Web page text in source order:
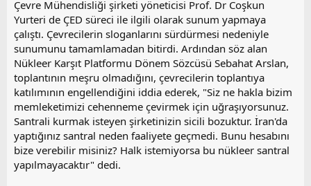
Çevre Mühendisliği şirketi yöneticisi Prof. Dr Coşkun
Yurteri de ÇED süreci ile ilgili olarak sunum yapmaya
çalıştı. Çevrecilerin sloganlarını sürdürmesi nedeniyle
sunumunu tamamlamadan bitirdi. Ardından söz alan
Nükleer Karşıt Platformu Dönem Sözcüsü Sebahat Arslan,
toplantının meşru olmadığını, çevrecilerin toplantıya
katılımının engellendiğini iddia ederek, "Siz ne hakla bizim
memleketimizi cehenneme çevirmek için uğraşıyorsunuz.
Santrali kurmak isteyen şirketinizin sicili bozuktur. İran'da
yaptığınız santral neden faaliyete geçmedi. Bunu hesabını
bize verebilir misiniz? Halk istemiyorsa bu nükleer santral
yapılmayacaktır" dedi.